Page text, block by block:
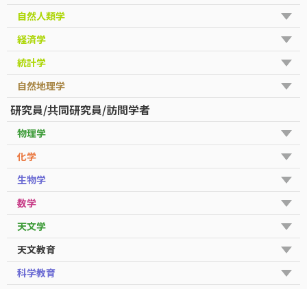
自然人類学
経済学
統計学
自然地理学
研究員/共同研究員/訪問学者
物理学
化学
生物学
数学
天文学
天文教育
科学教育